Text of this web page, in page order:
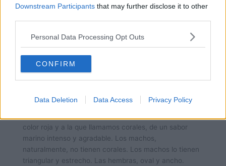
Downstream Participants that may further disclose it to other
Personal Data Processing Opt Outs
CONFIRM
Data Deletion Data Access Privacy Policy
Las
antes
de la
tiene
dentr
color roja y a la que llamamos corales, de un sabor
marino intenso y agradable. Los machos,
naturalmente, no tienen corales. Los machos lo tienen
triangular y estrecho. Las hembras, oval y ancho.